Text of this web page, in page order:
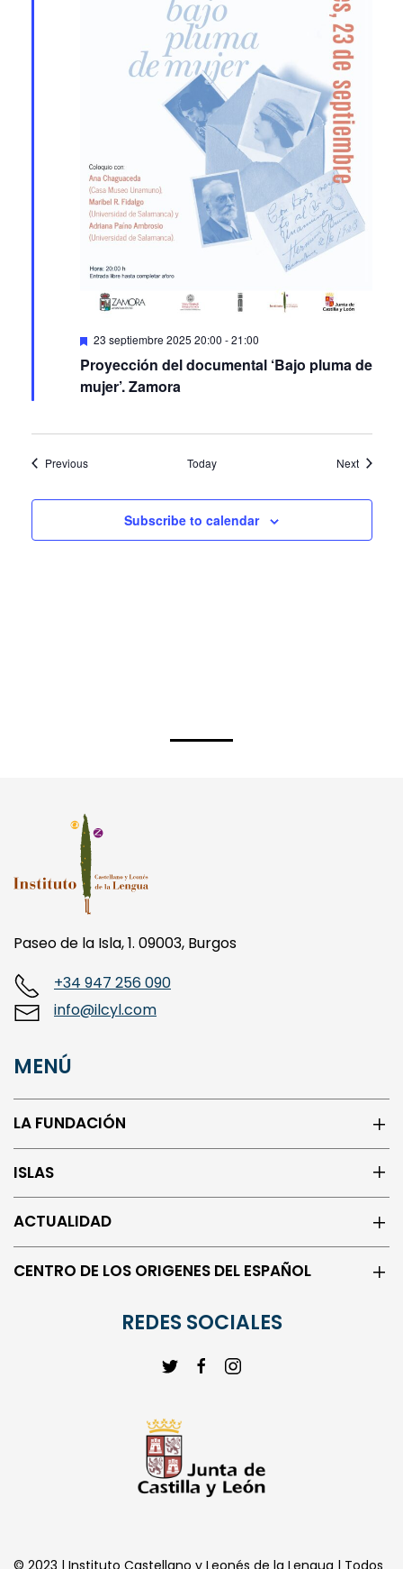
Featured
23 septiembre 2025 20:00 21:00
Proyección del documental ‘Bajo pluma de
mujer’. Zamora
PreviousEvents Today NextEvents
Paseo de la Isla, 1. 09003, Burgos
info@ilcyl.com
LA FUNDACIÓN
ISLAS
ACTUALIDAD
CENTRO DE LOS ORIGENES DEL ESPAÑOL
los derechos reservados